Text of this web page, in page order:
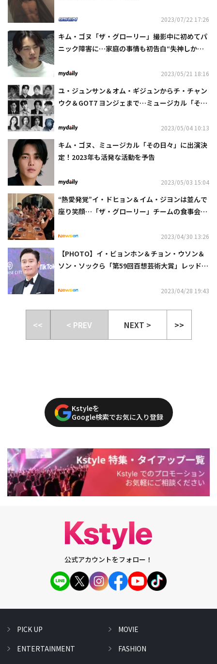
2023/07/22 17:26
キム・ゴヌ「ザ・グローリー」撮影中に初めてパ
ニック障害に…家庭の事情も初告白“失神しかけ
2023/05/21 18:16
ユ・ジュンサン＆オム・ギジュンからチ・チャン
ウク＆GOT7 ヨンジェまで…ミュージカル「その
2023/05/04 10:13
キム・ゴヌ、ミュージカル「その日々」に出演決
定！2023年も活発な活動を予告
2023/05/03 15:04
“熱愛発覚”イ・ドヒョン＆イム・ジヨンは並んで
座り笑顔…「ザ・グローリー」チームの食事会が
2023/04/30 13:26
【PHOTO】イ・ビョンホン＆チョン・ウソン＆
ソン・ソックら「第59回百想芸術大賞」レッドカ
2023/04/28 19:43
<< < PREV NEXT > >>
Kstyleを
Google検索でお気に入り登録
公式アカウントをフォロー！
PICK UP
ENTERTAINMENT
MOVIE
FASHION